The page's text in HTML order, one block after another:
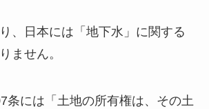
、日本には「地下水」に関する
ません。
条には「土地の所有権は、その土